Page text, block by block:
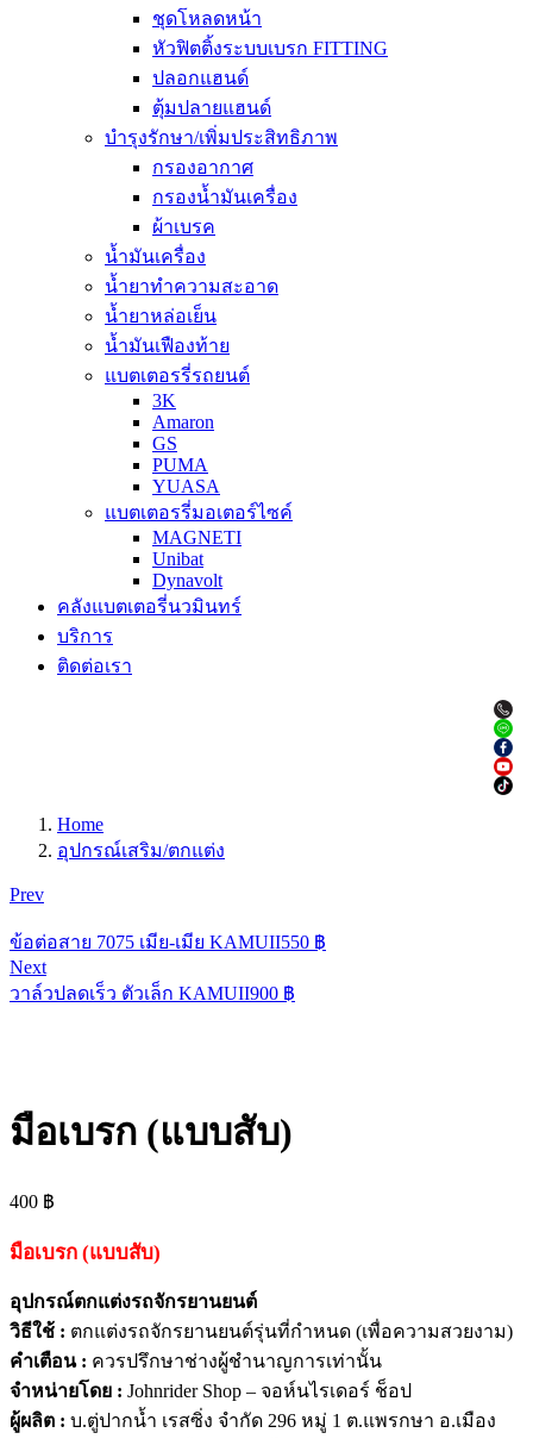
ชุดโหลดหน้า
หัวฟิตติ้งระบบเบรก FITTING
ปลอกแฮนด์
ตุ้มปลายแฮนด์
บำรุงรักษา/เพิ่มประสิทธิภาพ
กรองอากาศ
กรองน้ำมันเครื่อง
ผ้าเบรค
น้ำมันเครื่อง
น้ำยาทำความสะอาด
น้ำยาหล่อเย็น
น้ำมันเฟืองท้าย
แบตเตอรรี่รถยนต์
3K
Amaron
GS
PUMA
YUASA
แบตเตอรรี่มอเตอร์ไซค์
MAGNETI
Unibat
Dynavolt
คลังแบตเตอรี่นวมินทร์
บริการ
ติดต่อเรา
Home
อุปกรณ์เสริม/ตกแต่ง
Prev
ข้อต่อสาย 7075 เมีย-เมีย KAMUII550 ฿
Next
วาล์วปลดเร็ว ตัวเล็ก KAMUII900 ฿
มือเบรก (แบบสับ)
400 ฿
มือเบรก (แบบสับ)
อุปกรณ์ตกแต่งรถจักรยานยนต์
วิธีใช้ : ตกแต่งรถจักรยานยนต์รุ่นที่กำหนด (เพื่อความสวยงาม)
คำเตือน : ควรปรึกษาช่างผู้ชำนาญการเท่านั้น
จำหน่ายโดย : Johnrider Shop – จอห์นไรเดอร์ ช็อป
ผู้ผลิต : บ.ตู่ปากน้ำ เรสซิ่ง จำกัด 296 หมู่ 1 ต.แพรกษา อ.เมือง